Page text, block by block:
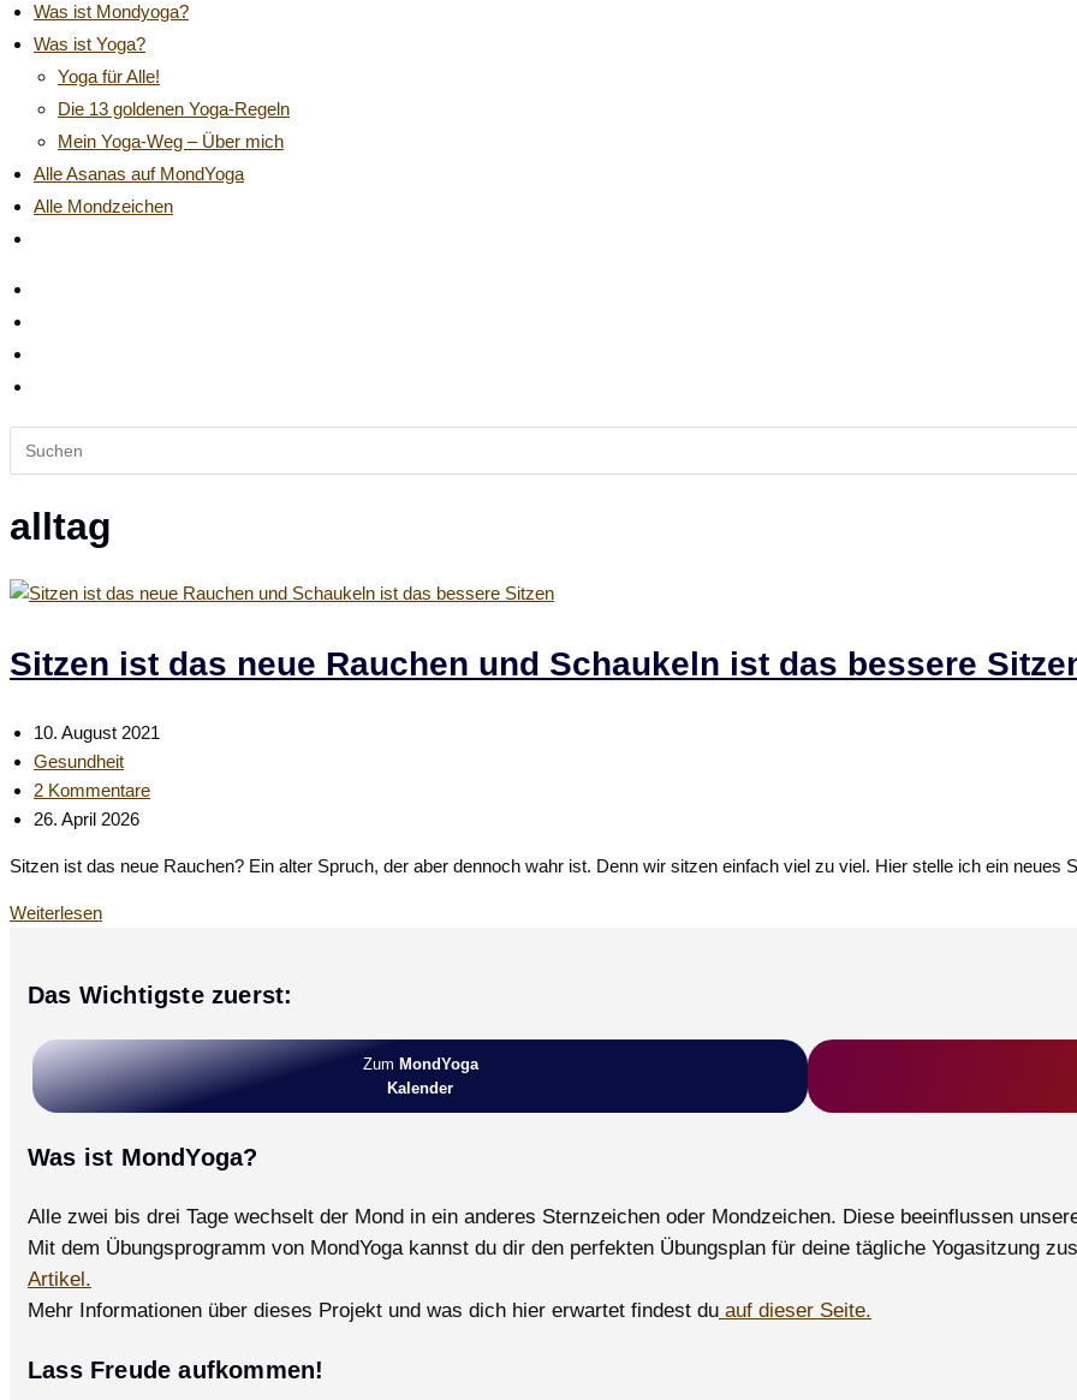
panel.
Was ist Mondyoga?
Was ist Yoga?
Yoga für Alle!
Die 13 goldenen Yoga-Regeln
Mein Yoga-Weg – Über mich
Alle Asanas auf MondYoga
Alle Mondzeichen
Website
durchsuchen
alltag
Sitzen ist das neue Rauchen und Schaukeln ist das bessere
Beitrag
veröffentlicht:
10. August 2021
Beitrags-
Kategorie:
Gesundheit
Beitrags-
Kommentare:
2 Kommentare
Beitrag
geändert
am:
26. April 2026
Sitzen ist das neue Rauchen? Ein alter Spruch, der aber dennoch wahr ist. Denn wir sitzen einfach viel zu viel. Hier stelle ich ein neues
WeiterlesenSitzen
neue
ist
bessere
Das Wichtigste zuerst:
Zum MondYoga
Kalender
Was ist MondYoga?
Alle zwei bis drei Tage wechselt der Mond in ein anderes Sternzeichen oder Mondzeichen. Diese beeinflussen
Mit dem Übungsprogramm von MondYoga kannst du dir den perfekten Übungsplan für deine tägliche Yogasitzung
Artikel.
Mehr Informationen über dieses Projekt und was dich hier erwartet findest du auf dieser Seite.
Lass Freude aufkommen!